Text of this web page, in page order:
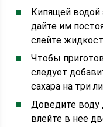
Кипящей водой
дайте им
слейте
Чтобы
следует
сахара на три
Доведите воду
влейте в нее